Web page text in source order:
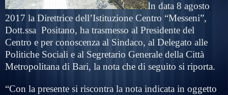
In data 8 agosto
2017 la Direttrice dell’Istituzione Centro “Messeni”,
Dott.ssa Positano, ha trasmesso al Presidente del
Centro e per conoscenza al Sindaco, al Delegato alle
Politiche Sociali e al Segretario Generale della Città
Metropolitana di Bari, la nota che di seguito si riporta.
“Con la presente si riscontra la nota indicata in oggetto